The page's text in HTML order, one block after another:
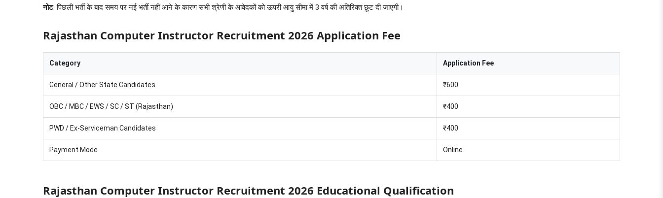
नोट: पिछली भर्ती के बाद समय पर नई भर्ती नहीं आने के कारण सभी श्रेणी के आवेदकों को ऊपरी आयु सीमा में 3 वर्ष की अतिरिक्त छूट दी जाएगी।
Rajasthan Computer Instructor Recruitment 2026 Application Fee
Category Application Fee
General / Other State Candidates ₹600
OBC / MBC / EWS / SC / ST (Rajasthan) ₹400
PWD / Ex-Serviceman Candidates ₹400
Payment Mode Online
Rajasthan Computer Instructor Recruitment 2026 Educational Qualification